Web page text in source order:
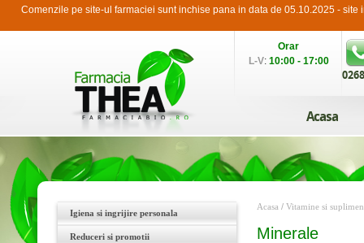
Comenzile pe site-ul farmaciei sunt inchise pana in data de 05.10.2025 -
Orar
L-V: 10:00 - 17:00
Acasa
Acasa / Vitamine si
Minerale
Igiena si ingrijire personala
Reduceri si promotii